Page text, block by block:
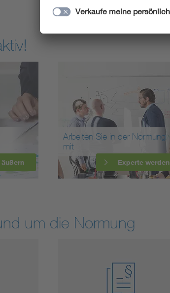
Arbeiten Sie in der Normung
mit
Experte werden
um die Normung